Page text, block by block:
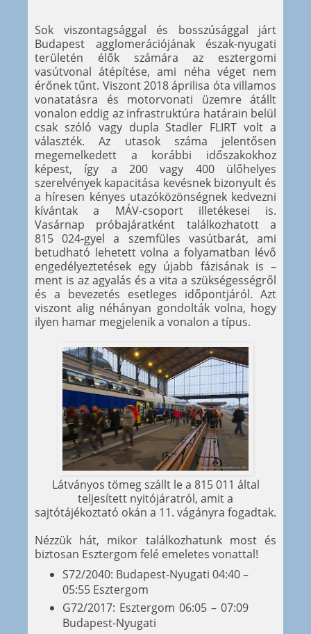
Sok viszontagsággal és bosszúsággal járt
Budapest agglomerációjának észak-nyugati
területén élők számára az esztergomi
vasútvonal átépítése, ami néha véget nem
érőnek tűnt. Viszont 2018 áprilisa óta villamos
vonatatásra és motorvonati üzemre átállt
vonalon eddig az infrastruktúra határain belül
csak szóló vagy dupla Stadler FLIRT volt a
választék. Az utasok száma jelentősen
megemelkedett a korábbi időszakokhoz
képest, így a 200 vagy 400 ülőhelyes
szerelvények kapacitása kevésnek bizonyult és
a híresen kényes utazóközönségnek kedvezni
kívántak a MÁV-csoport illetékesei is.
Vasárnap próbajáratként találkozhatott a
815 024-gyel a szemfüles vasútbarát, ami
betudható lehetett volna a folyamatban lévő
engedélyeztetések egy újabb fázisának is –
ment is az agyalás és a vita a szükségességről
és a bevezetés esetleges időpontjáról. Azt
viszont alig néhányan gondolták volna, hogy
ilyen hamar megjelenik a vonalon a típus.
Látványos tömeg szállt le a 815 011 által
teljesített nyitójáratról, amit a
sajtótájékoztató okán a 11. vágányra fogadtak.
Nézzük hát, mikor találkozhatunk most és
biztosan Esztergom felé emeletes vonattal!
S72/2040: Budapest-Nyugati 04:40 –
05:55 Esztergom
G72/2017: Esztergom 06:05 – 07:09
Budapest-Nyugati